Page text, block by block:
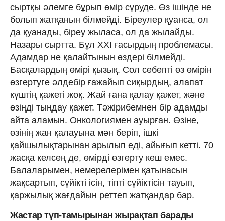
сыртқы әлемге бұрып өмір сүруде. Өз ішінде не
болып жатқанын білмейді. Біреулер қуанса, ол
да қуанады, біреу жыласа, ол да жылайды.
Назары сыртта. Бұл ХХI ғасырдың проблемасы.
Адамдар не қалайтынын өздері білмейді.
Басқалардың өмірі қызық. Сол себепті өз өмірін
өзгертуге әлдебір ғажайып сиқырдың, алапат
күштің қажеті жоқ. Жай ғана қалау қажет, және
өзіңді тыңдау қажет. Тәжірибемнен бір адамды
айта аламын. Онкологиямен ауырған. Өзіне,
өзінің жан қалауына мән беріп, ішкі
қайшылықтарынан арылып еді, айығып кетті. 70
жасқа келсең де, өмірді өзгерту кеш емес.
Балаларымен, немерелерімен қатынасын
жақсартып, сүйікті ісін, тіпті сүйіктісін тауып,
қаржылық жағдайын реттеп жатқандар бар.
Жастар түп-тамырынан жырақтап барады